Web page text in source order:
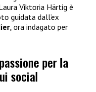
Viktoria Härtig è
guidata dall’ex
, ora indagato per
per la
social